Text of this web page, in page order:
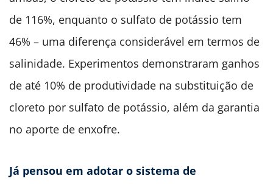
de 116%, enquanto o sulfato de potássio tem
46% – uma diferença considerável em termos de
salinidade. Experimentos demonstraram ganhos
de até 10% de produtividade na substituição de
cloreto por sulfato de potássio, além da garantia
no aporte de enxofre.
Já pensou em adotar o sistema de